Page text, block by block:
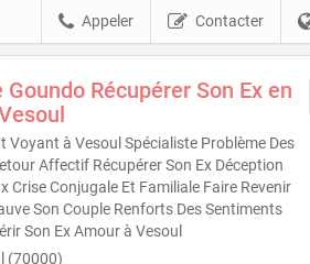
Contacter
Appeler
Récupérer Son Ex en
Voyant à Vesoul Spécialiste Problème Des
Affectif Récupérer Son Ex Déception
Crise Conjugale Et Familiale Faire Revenir
Son Couple Renforts Des Sentiments
Son Ex Amour à Vesoul
(70000)